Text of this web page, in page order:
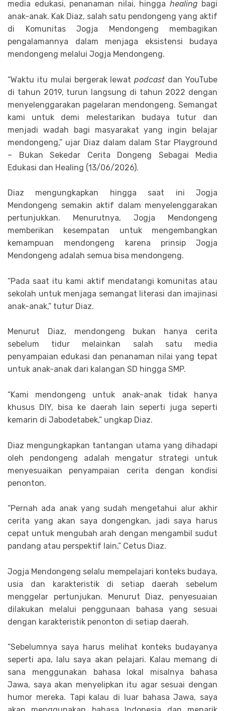
media edukasi, penanaman nilai, hingga healing bagi
anak-anak. Kak Diaz, salah satu pendongeng yang aktif
di Komunitas Jogja Mendongeng membagikan
pengalamannya dalam menjaga eksistensi budaya
mendongeng melalui Jogja Mendongeng.
“Waktu itu mulai bergerak lewatpodcastdan YouTube
di tahun 2019, turun langsung di tahun 2022 dengan
menyelenggarakan pagelaran mendongeng. Semangat
kami untuk demi melestarikan budaya tutur dan
menjadi wadah bagi masyarakat yang ingin belajar
mendongeng,” ujar Diaz dalam dalam Star Playground
– Bukan Sekedar Cerita Dongeng Sebagai Media
Edukasi dan Healing (13/06/2026).
Diaz mengungkapkan hingga saat ini Jogja
Mendongeng semakin aktif dalam menyelenggarakan
pertunjukkan. Menurutnya, Jogja Mendongeng
memberikan kesempatan untuk mengembangkan
kemampuan mendongeng karena prinsip Jogja
Mendongeng adalah semua bisa mendongeng.
“Pada saat itu kami aktif mendatangi komunitas atau
sekolah untuk menjaga semangat literasi dan imajinasi
anak-anak,” tutur Diaz.
Menurut Diaz, mendongeng bukan hanya cerita
sebelum tidur melainkan salah satu media
penyampaian edukasi dan penanaman nilai yang tepat
untuk anak-anak dari kalangan SD hingga SMP.
“Kami mendongeng untuk anak-anak tidak hanya
khusus DIY, bisa ke daerah lain seperti juga seperti
kemarin di Jabodetabek,” ungkap Diaz.
Diaz mengungkapkan tantangan utama yang dihadapi
oleh pendongeng adalah mengatur strategi untuk
menyesuaikan penyampaian cerita dengan kondisi
penonton.
“Pernah ada anak yang sudah mengetahui alur akhir
cerita yang akan saya dongengkan, jadi saya harus
cepat untuk mengubah arah dengan mengambil sudut
pandang atau perspektif lain,” Cetus Diaz.
Jogja Mendongeng selalu mempelajari konteks budaya,
usia dan karakteristik di setiap daerah sebelum
menggelar pertunjukan. Menurut Diaz, penyesuaian
dilakukan melalui penggunaan bahasa yang sesuai
dengan karakteristik penonton di setiap daerah.
“Sebelumnya saya harus melihat konteks budayanya
seperti apa, lalu saya akan pelajari. Kalau memang di
sana menggunakan bahasa lokal misalnya bahasa
Jawa, saya akan menyelipkan itu agar sesuai dengan
humor mereka. Tapi kalau di luar bahasa Jawa, saya